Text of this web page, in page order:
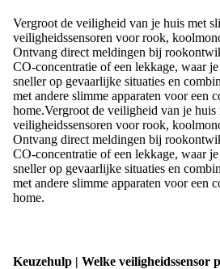
Vergroot de veiligheid van je huis met
veiligheidssensoren voor rook,
Ontvang direct meldingen bij
CO-concentratie of een lekkage, waar
sneller op gevaarlijke situaties en
met andere slimme apparaten voor een
home.Vergroot de veiligheid van je huis
veiligheidssensoren voor rook,
Ontvang direct meldingen bij
CO-concentratie of een lekkage, waar
sneller op gevaarlijke situaties en
met andere slimme apparaten voor een
home.
Keuzehulp | Welke veiligheidssensor